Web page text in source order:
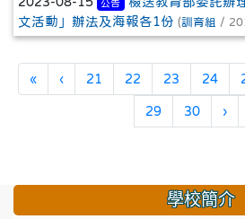
公告
文活動」辦法及海報各1份 (訓育組 /
«第一頁
‹上一頁
21 22 23 24
29 30 ›下
學校簡介